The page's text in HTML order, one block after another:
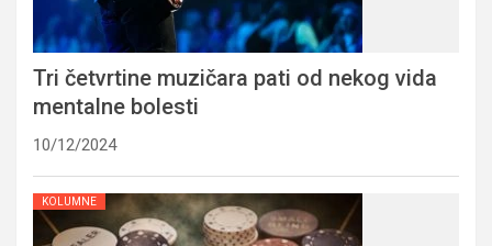
Tri četvrtine muzičara pati od nekog vida
mentalne bolesti
10/12/2024
KOLUMNE